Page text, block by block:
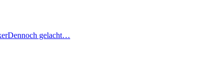
Dennoch gelacht…